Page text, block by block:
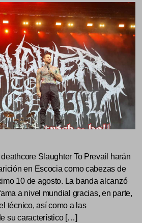
Slaughter To Prevail harán
en Escocia como cabezas de
10 de agosto. La banda alcanzó
a nivel mundial gracias, en parte,
técnico, así como a las
su característico […]